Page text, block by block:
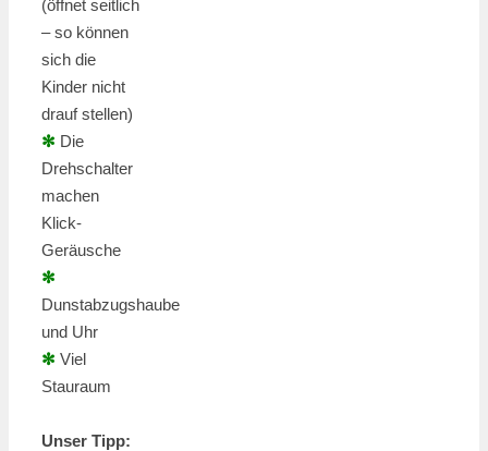
(öffnet seitlich
– so können
sich die
Kinder nicht
drauf stellen)
✻ Die
Drehschalter
machen
Klick-
Geräusche
✻
Dunstabzugshaube
und Uhr
✻ Viel
Stauraum
Unser Tipp: